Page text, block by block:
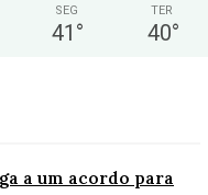
SEG
41 °
TER
40°
a um acordo para